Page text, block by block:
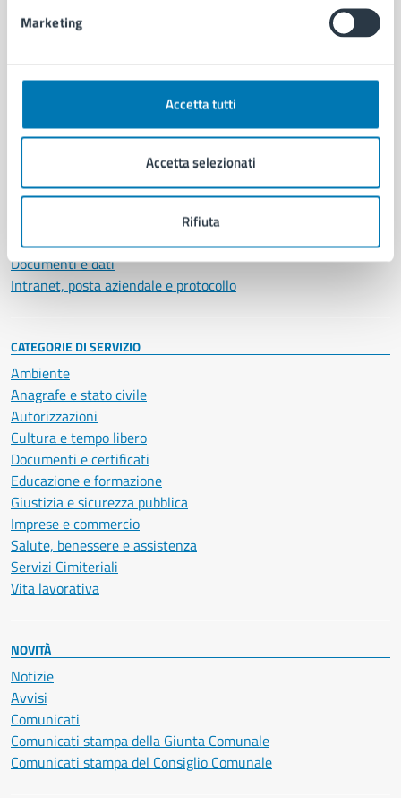
Marketing
Accetta tutti
Accetta selezionati
Rifiuta
Comune di Napoli
AMMINISTRAZIONE
Organi di governo
Enti e fondazioni
Personale amministrativo
Documenti e dati
Intranet, posta aziendale e protocollo
CATEGORIE DI SERVIZIO
Ambiente
Anagrafe e stato civile
Autorizzazioni
Cultura e tempo libero
Documenti e certificati
Educazione e formazione
Giustizia e sicurezza pubblica
Imprese e commercio
Salute, benessere e assistenza
Servizi Cimiteriali
Vita lavorativa
NOVITÀ
Notizie
Avvisi
Comunicati
Comunicati stampa della Giunta Comunale
Comunicati stampa del Consiglio Comunale